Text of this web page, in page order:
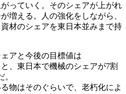
っていく。そのシェアが上がれ
増える。人の強化をしながら、
材のシェアを東日本並みまで持
アと今後の目標値は
、東日本で機械のシェアが7割
物はそのぐらいで、老朽化によ